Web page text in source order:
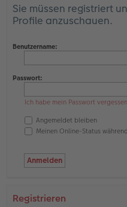
Sie müssen registriert
Profile anzuschauen.
Benutzername:
Passwort:
Ich habe mein Passwort vergessen
Angemeldet bleiben
Meinen Online-Status
Registrieren